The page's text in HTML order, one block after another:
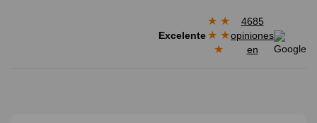
Excelente
★ ★
★ ★
★
4685
opiniones
en